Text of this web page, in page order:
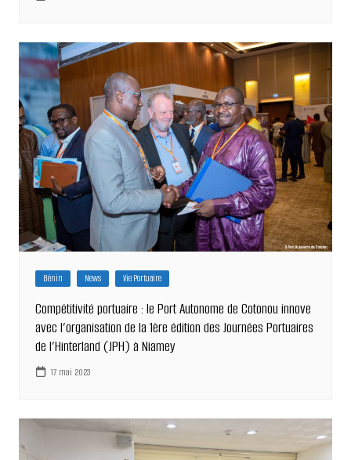
Bénin News Vie Portuaire
Compétitivité portuaire : le Port Autonome de Cotonou innove
avec l’organisation de la 1ère édition des Journées Portuaires
de l’Hinterland (JPH) à Niamey
17 mai 2023